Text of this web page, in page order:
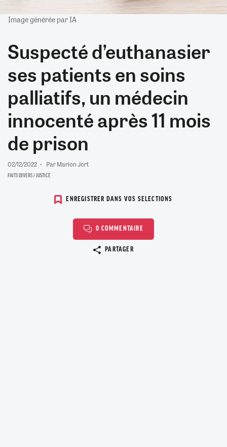
Image générée par IA
Suspecté d’euthanasier
ses patients en soins
palliatifs, un médecin
innocenté après 11 mois
de prison
02/12/2022 Par Marion Jort
FAITS DIVERS / JUSTICE
ENREGISTRER DANS VOS SELECTIONS
0 COMMENTAIRE
PARTAGER